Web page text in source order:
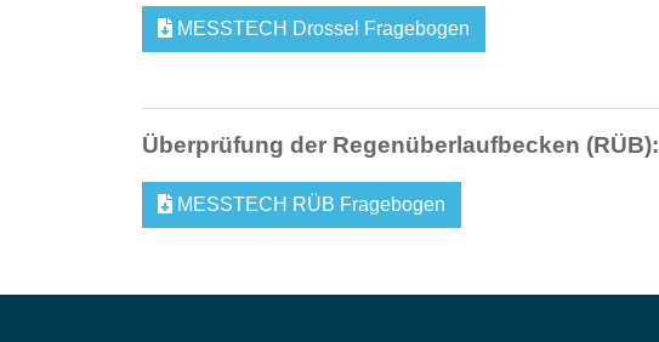
MESSTECH Drossel Fragebogen
Überprüfung der Regenüberlaufbecken (RÜB):
MESSTECH RÜB Fragebogen